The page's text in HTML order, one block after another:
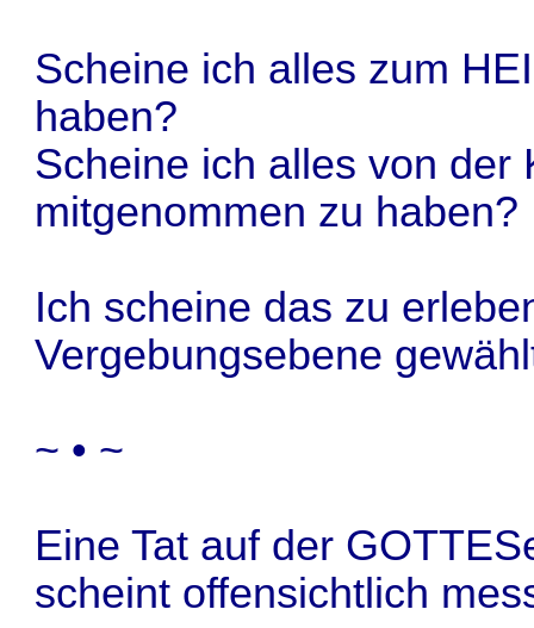
Scheine ich alles zum
haben?
Scheine ich alles von der
mitgenommen zu haben?
Ich scheine das zu
Vergebungsebene
~ • ~
Eine Tat auf der
scheint offensichtlich